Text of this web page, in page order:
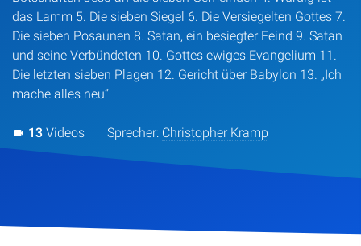
das Lamm 5. Die sieben Siegel 6. Die Versiegelten Gottes 7.
Die sieben Posaunen 8. Satan, ein besiegter Feind 9. Satan
und seine Verbündeten 10. Gottes ewiges Evangelium 11.
Die letzten sieben Plagen 12. Gericht über Babylon 13. „Ich
mache alles neu“
13 Videos Sprecher: Christopher Kramp